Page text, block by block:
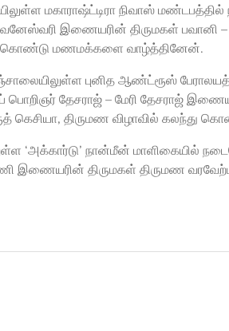
மகாராஷ்ட்டிரா நிவாஸ் மண்டபத்தில்
புவனேஸ்வரி இணையரின் திருமகள்
கொண்டு மணமக்களை வாழ்த்தினேன்.
புனித ஆண்ட்ரூஸ்
பொறிஞர் தேசராஜ் – மேரி தேசராஜ்
கெசியா, திருமண விழாவில்
‘அக்கார்டு’ நான்மீன் மாளிகையில்
இணையரின் திருமகள் திருமண